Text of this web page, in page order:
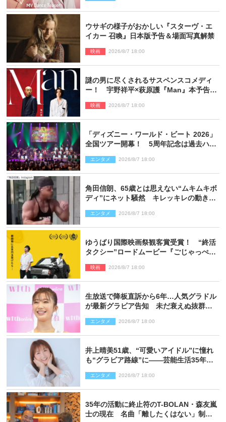
ウサギの様子がおかしい『スターヴ・エ
イカー 召喚』日本版予告＆場面写真解禁
映画 2026/8/7 18:00
謎の男に尽くされるサスペンスコメディ
ー！ 宇野祥平×萩原護『Man』本予告＆
映画 2026/8/7 18:00
「ディズニー・ワールド・ビート 2026」
全国ツアー開幕！ 5周年記念は過去ハイ
ポート】
エンタメ 2026/8/7 18:00
角田信朗、65歳とは思えない“ムキムキボ
ディ”にネット騒然 キレッキレの動きを
エンタメ 2026/8/7 18:00
ゆうばり国際映画祭観客賞受賞！ “終活
タクシー”ロードムービー『ごじゃっぺタ
映画 2026/8/7 18:00
生放送で降板直訴から6年…人気グラドル
が最新グラビア告知 未だ衰えぬ抜群ス
エンタメ 2026/8/7 18:00
井上晴美51歳、“可愛いアイドル”に憧れ
も“グラビア路線”に――芸能生活35年を
エンタメ 2026/8/7 18:00
35年の活動に終止符のT-BOLAN・森友嵐
士の現在 名曲「離したくはない」制作